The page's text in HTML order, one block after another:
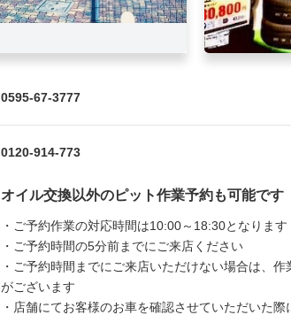
0595-67-3777
0120-914-773
オイル交換以外のピット作業予約も可能です
・ご予約作業の対応時間は10:00～18:30となります
・ご予約時間の5分前までにご来店ください
・ご予約時間までにご来店いただけない場合は、
がございます
・店舗にてお客様のお車を確認させていただいた